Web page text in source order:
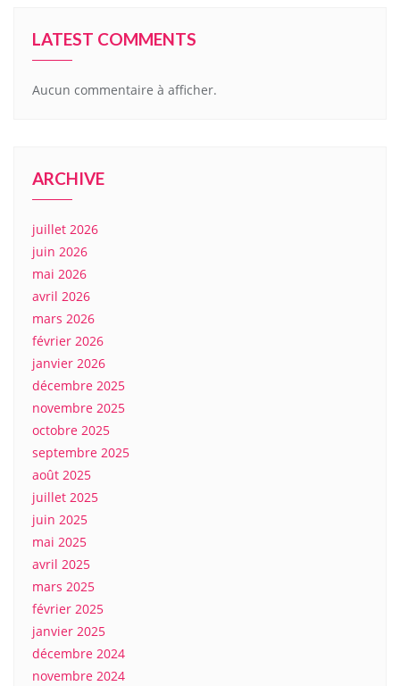
LATEST COMMENTS
Aucun commentaire à afficher.
ARCHIVE
juillet 2026
juin 2026
mai 2026
avril 2026
mars 2026
février 2026
janvier 2026
décembre 2025
novembre 2025
octobre 2025
septembre 2025
août 2025
juillet 2025
juin 2025
mai 2025
avril 2025
mars 2025
février 2025
janvier 2025
décembre 2024
novembre 2024